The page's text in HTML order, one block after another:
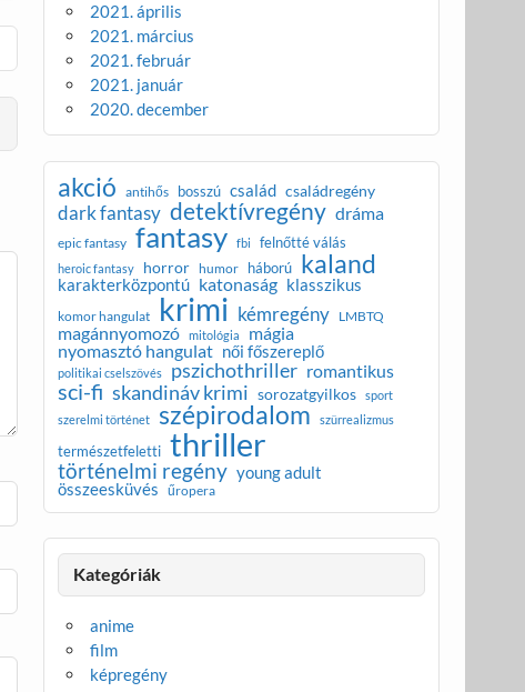
2021. április
2021. március
2021. február
2021. január
2020. december
akció antihős bosszú család családregény
dark fantasy detektívregény dráma
epic fantasy fantasy fbi felnőtté válás
heroic fantasy horror humor háború kaland
karakterközpontú katonaság klasszikus
komor hangulat krimi kémregény LMBTQ
magánnyomozó mitológia mágia
nyomasztó hangulat női főszereplő
politikai cselszövés pszichothriller romantikus
sci-fi skandináv krimi sorozatgyilkos
sport
szerelmi történet
szépirodalom szürrealizmus
természetfeletti thriller
történelmi regény young adult
összeesküvés
űropera
Kategóriák
anime
film
képregény